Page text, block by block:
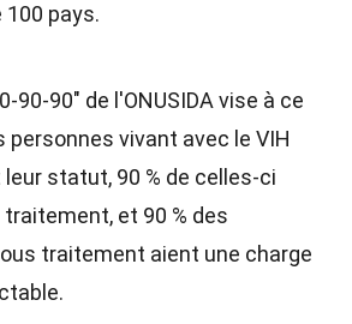
100 pays.
90-90" de l'ONUSIDA vise à ce
personnes vivant avec le VIH
statut, 90 % de celles-ci
et 90 % des
traitement aient une charge